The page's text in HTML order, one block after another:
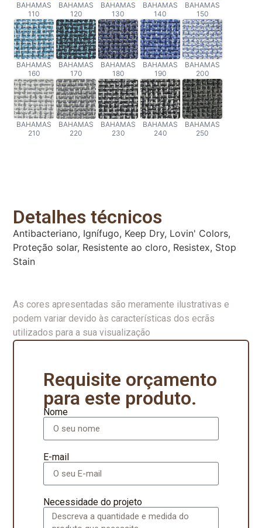
BAHAMAS
110
BAHAMAS
120
BAHAMAS
130
BAHAMAS
140
BAHAMAS
150
BAHAMAS
160
BAHAMAS
170
BAHAMAS
180
BAHAMAS
190
BAHAMAS
200
BAHAMAS
210
BAHAMAS
220
BAHAMAS
230
BAHAMAS
240
BAHAMAS
250
Detalhes técnicos
Antibacteriano, Ignífugo, Keep Dry, Lovin' Colors,
Proteção solar, Resistente ao cloro, Resistex, Stop
Stain
As cores apresentadas são meramente ilustrativas e
podem variar devido às características dos ecrãs
utilizados para a sua visualização
Requisite orçamento
para este produto.
Nome
E-mail
Necessidade do projeto